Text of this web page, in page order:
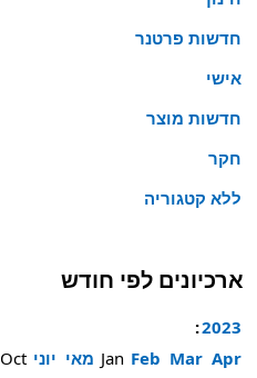
חדשות פרטנר
אישי
חדשות מוצר
חקר
ללא קטגוריה
ארכיונים לפי חודש
2023
:
Jan Feb Mar Apr מאי יוני Oct